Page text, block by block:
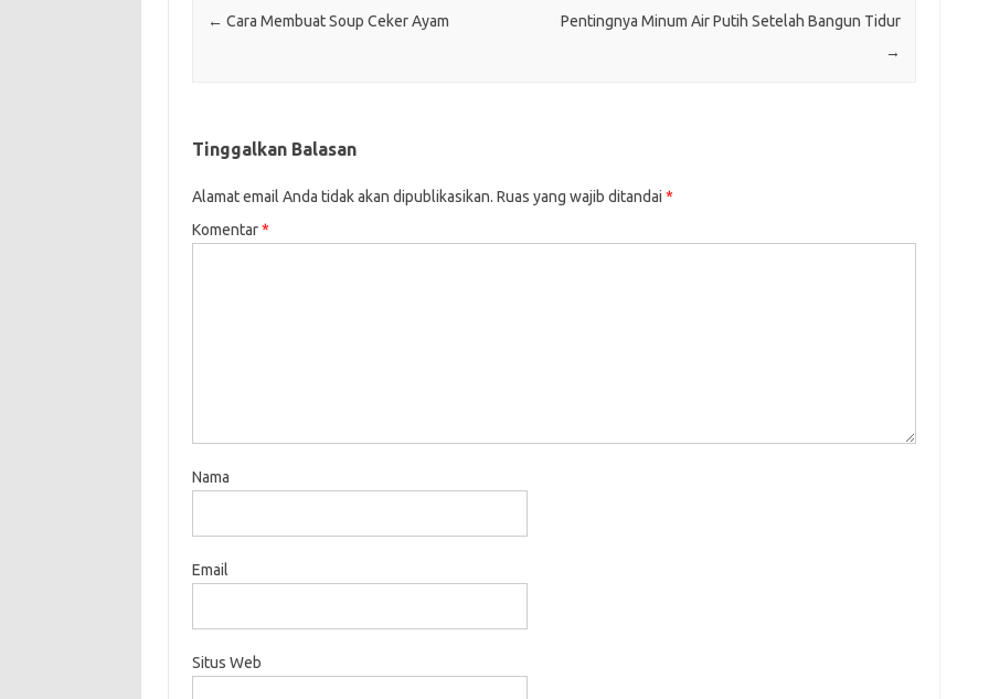
← Cara Membuat Soup Ceker Ayam
Pentingnya Minum Air Putih Setelah Bangun Tidur
→
Tinggalkan Balasan
Alamat email Anda tidak akan dipublikasikan. Ruas yang wajib ditandai *
Komentar*
Nama
Email
Situs Web